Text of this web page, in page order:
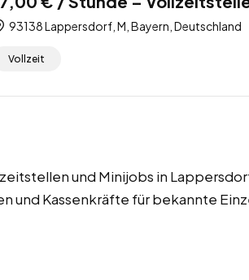
93138 Lappersdorf, M, Bayern, Deutschland
Vollzeit
und Minijobs in
und Kassenkräfte für bekannte